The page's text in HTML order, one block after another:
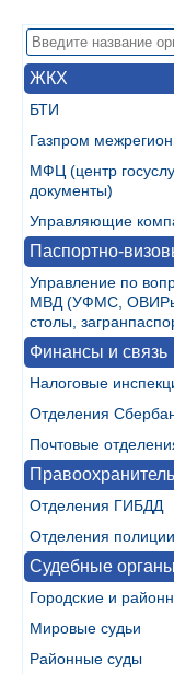
ЖКХ
БТИ
Газпром
МФЦ (центр
документы)
Управляющие
Паспортно-
Управление по
МВД (УФМС,
столы,
Финансы и связь
Налоговые
Отделения
Почтовые
Отделения ГИБДД
Отделения
Судебные органы
Городские и
Мировые судьи
Районные суды